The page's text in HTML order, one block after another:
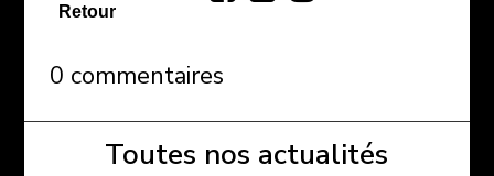
Retour
0 commentaires
Toutes nos actualités